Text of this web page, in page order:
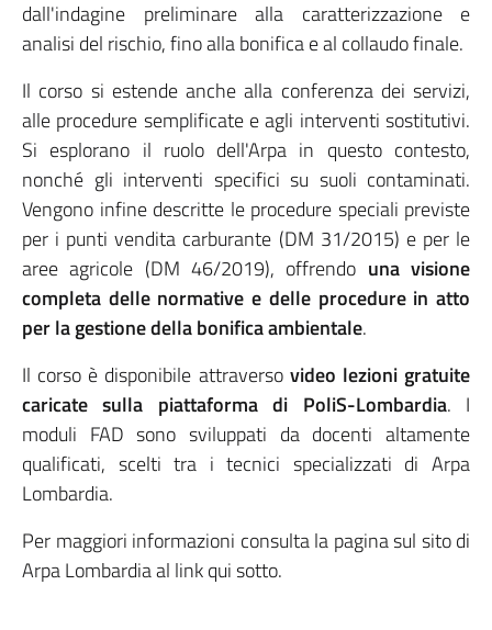
dall'indagine preliminare alla caratterizzazione e
analisi del rischio, fino alla bonifica e al collaudo finale.
Il corso si estende anche alla conferenza dei servizi,
alle procedure semplificate e agli interventi sostitutivi.
Si esplorano il ruolo dell'Arpa in questo contesto,
nonché gli interventi specifici su suoli contaminati.
Vengono infine descritte le procedure speciali previste
per i punti vendita carburante (DM 31/2015) e per le
aree agricole (DM 46/2019), offrendo una visione
completa delle normative e delle procedure in atto
per la gestione della bonifica ambientale.
Il corso è disponibile attraverso video lezioni gratuite
caricate sulla piattaforma di PoliS-Lombardia. I
moduli FAD sono sviluppati da docenti altamente
qualificati, scelti tra i tecnici specializzati di Arpa
Lombardia.
Per maggiori informazioni consulta la pagina sul sito di
Arpa Lombardia al link qui sotto.